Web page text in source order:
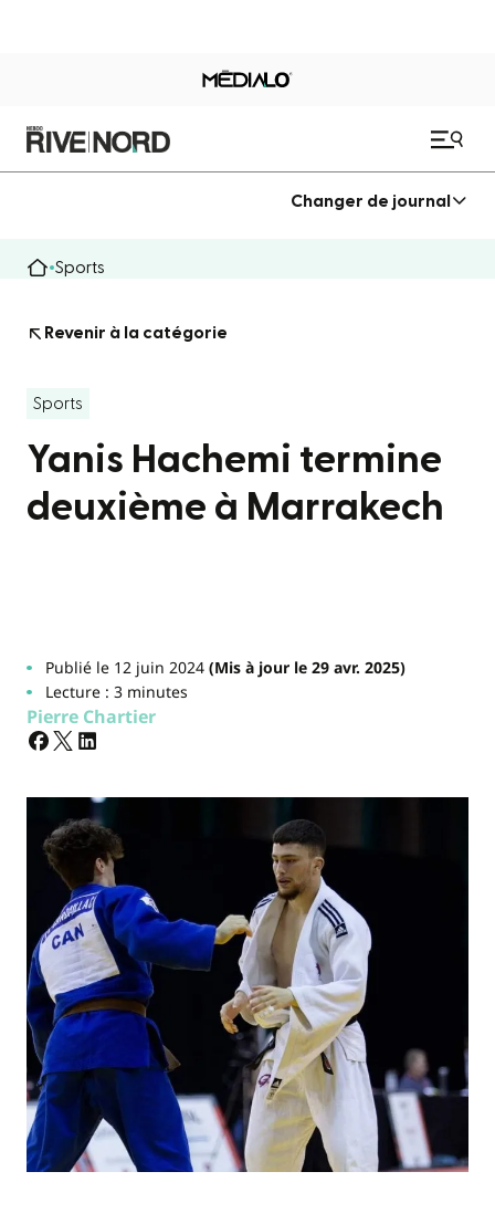
Changer de journal
Sports
Revenir à la catégorie
Sports
Yanis Hachemi termine
deuxième à Marrakech
Publié le 12 juin 2024(Mis à jour le 29 avr. 2025)
Lecture : 3 minutes
Pierre Chartier